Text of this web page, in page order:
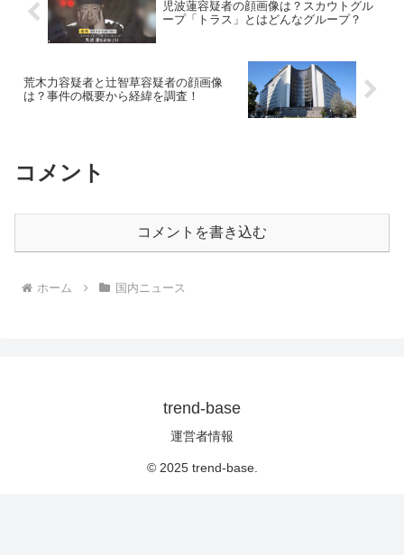
児波蓮容疑者の顔画像は？スカウトグル
ープ「トラス」とはどんなグループ？
荒木力容疑者と辻智草容疑者の顔画像
は？事件の概要から経緯を調査！
コメント
コメントを書き込む
ホーム 国内ニュース
trend-base
運営者情報
© 2025 trend-base.